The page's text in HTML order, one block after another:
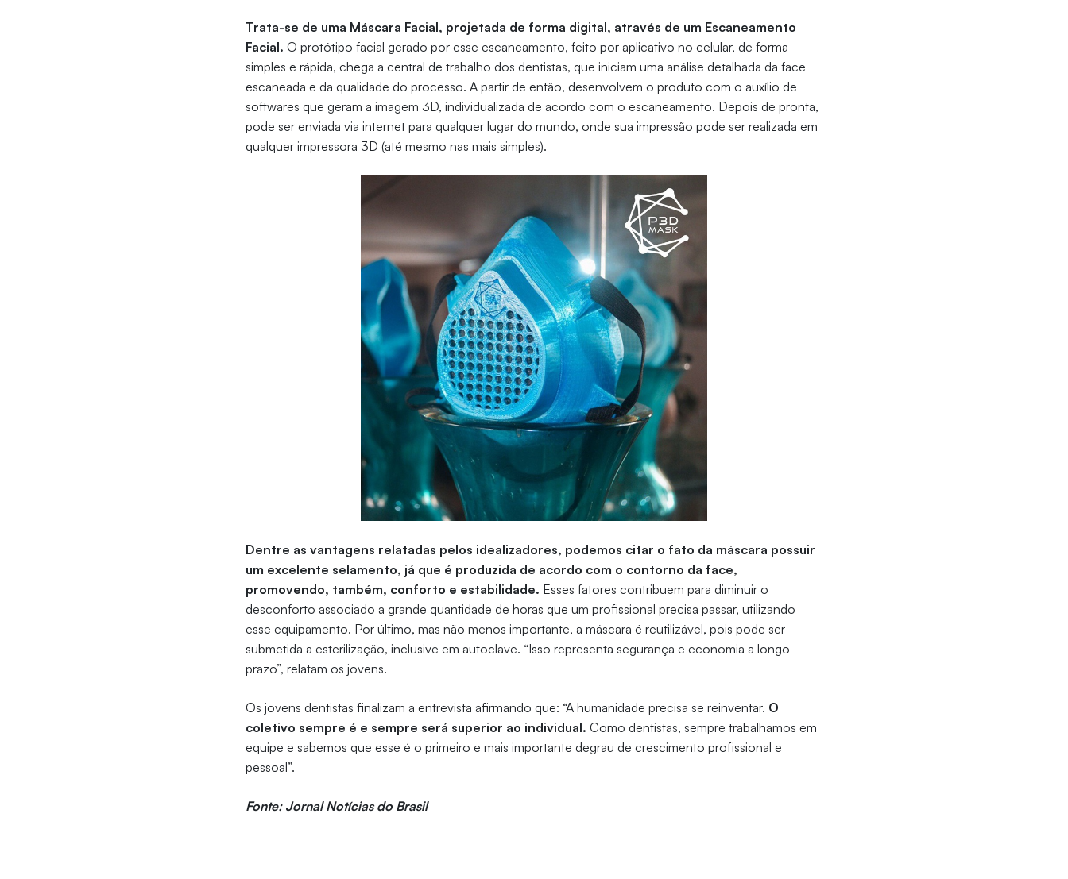
Trata-se de uma Máscara Facial, projetada de forma digital, através de um Escaneamento
Facial.O protótipo facial gerado por esse escaneamento, feito por aplicativo no celular, de forma
simples e rápida, chega a central de trabalho dos dentistas, que iniciam uma análise detalhada da face
escaneada e da qualidade do processo. A partir de então, desenvolvem o produto com o auxílio de
softwares que geram a imagem 3D, individualizada de acordo com o escaneamento. Depois de pronta,
pode ser enviada via internet para qualquer lugar do mundo, onde sua impressão pode ser realizada em
qualquer impressora 3D (até mesmo nas mais simples).
Dentre as vantagens relatadas pelos idealizadores, podemos citar o fato da máscara possuir
um excelente selamento, já que é produzida de acordo com o contorno da face,
promovendo, também, conforto e estabilidade. Esses fatores contribuem para diminuir o
desconforto associado a grande quantidade de horas que um profissional precisa passar, utilizando
esse equipamento. Por último, mas não menos importante, a máscara é reutilizável, pois pode ser
submetida a esterilização, inclusive em autoclave. “Isso representa segurança e economia a longo
prazo”, relatam os jovens.
Os jovens dentistas finalizam a entrevista afirmando que: “A humanidade precisa se reinventar. O
coletivo sempre é e sempre será superior ao individual. Como dentistas, sempre trabalhamos em
equipe e sabemos que esse é o primeiro e mais importante degrau de crescimento profissional e
pessoal”.
Fonte: Jornal Notícias do Brasil